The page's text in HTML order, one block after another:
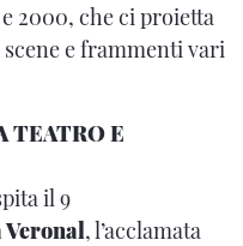
2000, che ci proietta
e frammenti vari
TEATRO E
il 9
Veronal, l’acclamata